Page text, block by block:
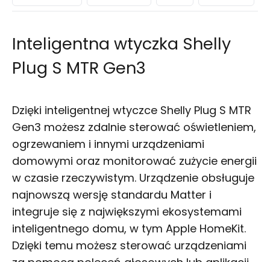
Inteligentna wtyczka Shelly
Plug S MTR Gen3
Dzięki inteligentnej wtyczce Shelly Plug S MTR
Gen3 możesz zdalnie sterować oświetleniem,
ogrzewaniem i innymi urządzeniami
domowymi oraz monitorować zużycie energii
w czasie rzeczywistym. Urządzenie obsługuje
najnowszą wersję standardu Matter i
integruje się z największymi ekosystemami
inteligentnego domu, w tym Apple HomeKit.
Dzięki temu możesz sterować urządzeniami